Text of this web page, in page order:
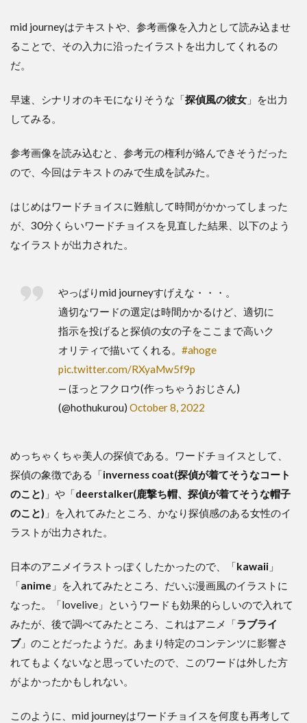
mid journeyはテキストや、参考画像を入力として読み込ませ
ることで、その入力に沿ったイラストを出力してくれるの
だ。
早速、シナリオのキモになりそうな「探偵風の彼女 」を出力
してみる。
参考画像を読み込むと、参考元の権利が絡んできそうだった
ので、今回はテキストのみで生成を試みた。
はじめはワードチョイスに難航して時間がかかってしまった
が、30分くらいワードチョイスを見直した結果、以下のよう
なイラストが出力された。
やっぱりmid journeyすげえな・・・。
適切なワードの選定は時間かかるけど、適切に
指示を投げると探偵の女の子をここまで高いク
オリティで描いてくれる。 #ahoge
pic.twitter.com/RXyaMw5f9p
— ほっとフクロウ(作っちゃうおじさん)
(@hothukurou) October 8, 2022
めっちゃくちゃ美人の探偵である。ワードチョイスとして、
探偵の象徴である「inverness coat(探偵が着てそうなコート
のこと) 」や「deerstalker(鹿撃ち帽、探偵が着てそうな帽子
のこと) 」を入れてみたところ、かなり探偵感のある女性のイ
ラストが出力された。
日本のアニメイラストっぽくしたかったので、「kawaii 」
「anime 」を入れてみたところ、だいぶ漫画風のイラストに
なった。「lovelive」というワードも効果的らしいので入れて
みたが、後で調べてみたところ、これはアニメ「ラブライ
ブ」のことだったようだ。あまり特定のコンテンツに影響さ
れてもよくないなと思っていたので、このワードは外した方
がよかったかもしれない。
このように、mid journeyはワードチョイスを何度も再考して